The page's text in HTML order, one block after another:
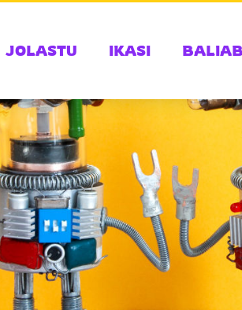
JOLASTU IKASI